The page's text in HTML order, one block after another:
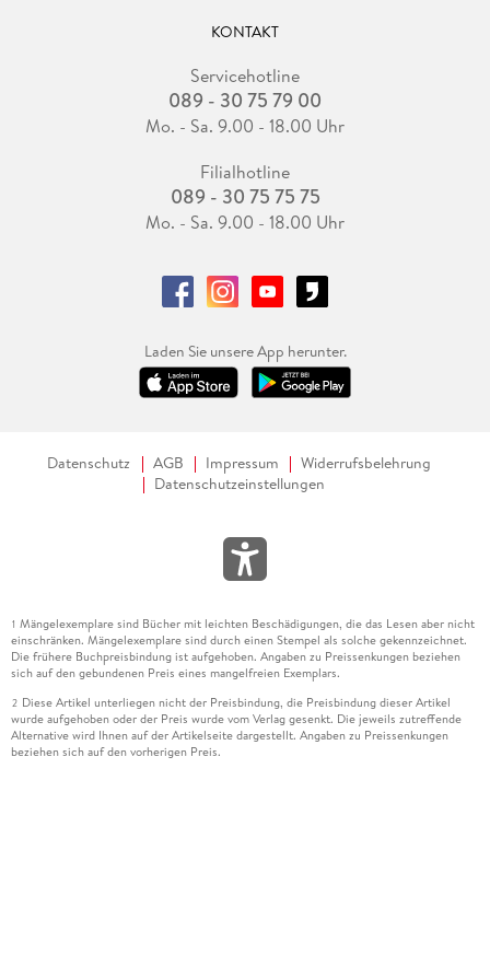
KONTAKT
Servicehotline
089 - 30 75 79 00
Mo. - Sa. 9.00 - 18.00 Uhr
Filialhotline
089 - 30 75 75 75
Mo. - Sa. 9.00 - 18.00 Uhr
Laden Sie unsere App herunter.
Datenschutz AGB Impressum
Widerrufsbelehrung
Datenschutzeinstellungen
1 Mängelexemplare sind Bücher mit leichten Beschädigungen, die das Lesen aber nicht
einschränken. Mängelexemplare sind durch einen Stempel als solche gekennzeichnet.
Die frühere Buchpreisbindung ist aufgehoben. Angaben zu Preissenkungen beziehen
sich auf den gebundenen Preis eines mangelfreien Exemplars.
2 Diese Artikel unterliegen nicht der Preisbindung, die Preisbindung dieser Artikel
wurde aufgehoben oder der Preis wurde vom Verlag gesenkt. Die jeweils zutreffende
Alternative wird Ihnen auf der Artikelseite dargestellt. Angaben zu Preissenkungen
beziehen sich auf den vorherigen Preis.